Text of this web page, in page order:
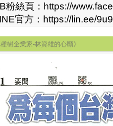
粉絲頁：https://
官方：https://lin.ee/
樹企業家-林資雄的心願》